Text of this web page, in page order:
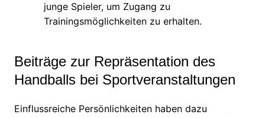
junge Spieler, um Zugang zu
Trainingsmöglichkeiten zu erhalten.
Beiträge zur Repräsentation des
Handballs bei Sportveranstaltungen
Einflussreiche Persönlichkeiten haben dazu